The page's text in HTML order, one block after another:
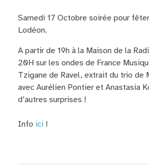
Samedi 17 Octobre soirée pour
Lodéon.
A partir de 19h à la Maison de la
20H sur les ondes de France
Tzigane de Ravel, extrait du trio de
avec Aurélien Pontier et Anastasia
d’autres surprises !
Info ici !